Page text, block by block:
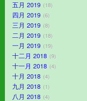
五月 2019 18
四月 2019 6
三月 2019 8
二月 2019 18
一月 2019 19
十二月 2018 9
十一月 2018 4
十月 2018 4
九月 2018 1
八月 2018 4